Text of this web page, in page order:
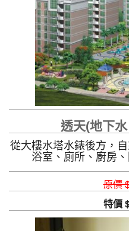
透天(地下
從大樓水塔水錶後方，
浴室、廁所、廚房
原價
特價